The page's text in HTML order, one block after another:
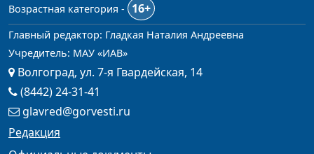
Возрастная категория -
16+
Главный редактор: Гладкая Наталия Андреевна
Учредитель: МАУ «ИАВ»
Волгоград, ул. 7-я Гвардейская, 14
(8442) 24-31-41
glavred@gorvesti.ru
Редакция